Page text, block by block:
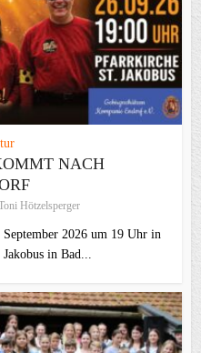
NACH
Hötzelsperger
2026 um 19 Uhr in
in Bad...